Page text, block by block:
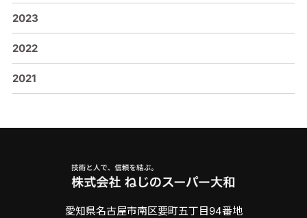
2023
2022
2021
愛知県名古屋市南区要町五丁目94番地